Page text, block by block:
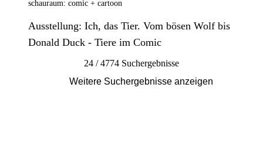
schauraum: comic + cartoon
Ausstellung: Ich, das Tier. Vom bösen Wolf bis
Donald Duck - Tiere im Comic
24 / 4774 Suchergebnisse
Weitere Suchergebnisse anzeigen